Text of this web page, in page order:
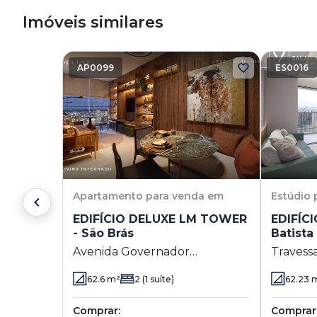
Imóveis similares
AP0099
Apartamento para venda em
EDIFÍCIO DELUXE LM TOWER
- São Brás
Avenida Governador
Magalhães Barata 827 - São
Brás - Belém - PA
62.6 m² 2 (1 suíte)
Comprar:
ES0016
Estúdio
Batista
Batista
62.23